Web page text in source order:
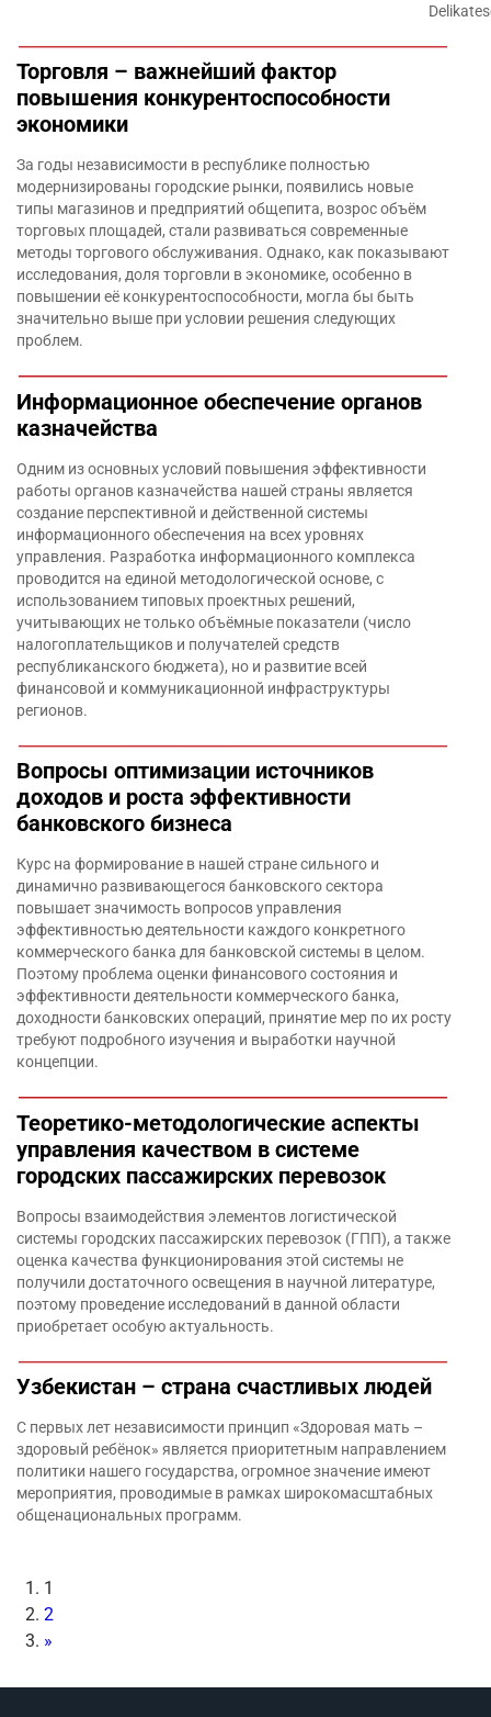
Торговля – важнейший фактор
повышения конкурентоспособности
экономики
За годы независимости в республике полностью
модернизированы городские рынки, появились новые
типы магазинов и предприятий общепита, возрос объём
торговых площадей, стали развиваться современные
методы торгового обслуживания. Однако, как показывают
исследования, доля торговли в экономике, особенно в
повышении её конкурентоспособности, могла бы быть
значительно выше при условии решения следующих
проблем.
Информационное обеспечение органов
казначейства
Одним из основных условий повышения эффективности
работы органов казначейства нашей страны является
создание перспективной и действенной системы
информационного обеспечения на всех уровнях
управления. Разработка информационного комплекса
проводится на единой методологической основе, с
использованием типовых проектных решений,
учитывающих не только объёмные показатели (число
налогоплательщиков и получателей средств
республиканского бюджета), но и развитие всей
финансовой и коммуникационной инфраструктуры
регионов.
Вопросы оптимизации источников
доходов и роста эффективности
банковского бизнеса
Курс на формирование в нашей стране сильного и
динамично развивающегося банковского сектора
повышает значимость вопросов управления
эффективностью деятельности каждого конкретного
коммерческого банка для банковской системы в целом.
Поэтому проблема оценки финансового состояния и
эффективности деятельности коммерческого банка,
доходности банковских операций, принятие мер по их росту
требуют подробного изучения и выработки научной
концепции.
Теоретико-методологические аспекты
управления качеством в системе
городских пассажирских перевозок
Вопросы взаимодействия элементов логистической
системы городских пассажирских перевозок (ГПП), а также
оценка качества функционирования этой системы не
получили достаточного освещения в научной литературе,
поэтому проведение исследований в данной области
приобретает особую актуальность.
Узбекистан – страна счастливых людей
С первых лет независимости принцип «Здоровая мать –
здоровый ребёнок» является приоритетным направлением
политики нашего государства, огромное значение имеют
мероприятия, проводимые в рамках широкомасштабных
общенациональных программ.
1
2
»